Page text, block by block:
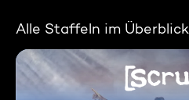
Alle Staffeln im Überblick